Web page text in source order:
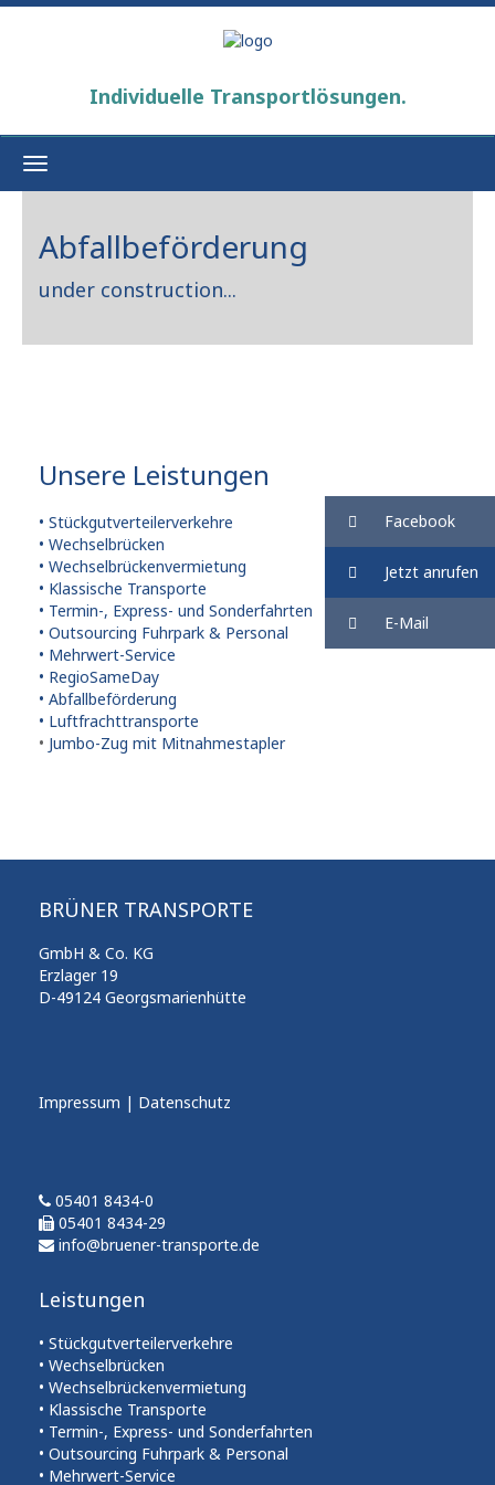
Individuelle Transportlösungen.
Toggle
navigation
Abfallbeförderung
under construction...
Unsere Leistungen
• Stückgutverteilerverkehre
• Wechselbrücken
• Wechselbrückenvermietung
• Klassische Transporte
• Termin-, Express- und Sonderfahrten
• Outsourcing Fuhrpark & Personal
• Mehrwert-Service
• RegioSameDay
• Abfallbeförderung
• Luftfrachttransporte
• Jumbo-Zug mit Mitnahmestapler
BRÜNER TRANSPORTE
GmbH & Co. KG
Erzlager 19
D-49124 Georgsmarienhütte
Impressum | Datenschutz
05401 8434-0
05401 8434-29
info@bruener-transporte.de
Leistungen
• Stückgutverteilerverkehre
• Wechselbrücken
• Wechselbrückenvermietung
• Klassische Transporte
• Termin-, Express- und Sonderfahrten
• Outsourcing Fuhrpark & Personal
• Mehrwert-Service
Facebook
Jetzt anrufen
E-Mail